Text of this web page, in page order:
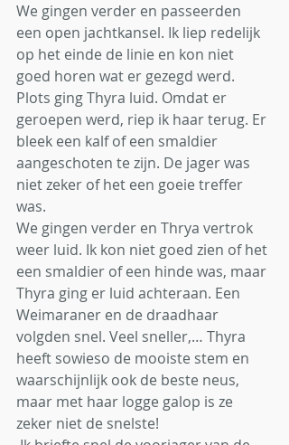
We gingen verder en passeerden
een open jachtkansel. Ik liep redelijk
op het einde de linie en kon niet
goed horen wat er gezegd werd.
Plots ging Thyra luid. Omdat er
geroepen werd, riep ik haar terug. Er
bleek een kalf of een smaldier
aangeschoten te zijn. De jager was
niet zeker of het een goeie treffer
was.
We gingen verder en Thrya vertrok
weer luid. Ik kon niet goed zien of het
een smaldier of een hinde was, maar
Thyra ging er luid achteraan. Een
Weimaraner en de draadhaar
volgden snel. Veel sneller,… Thyra
heeft sowieso de mooiste stem en
waarschijnlijk ook de beste neus,
maar met haar logge galop is ze
zeker niet de snelste!